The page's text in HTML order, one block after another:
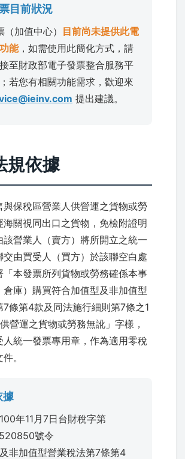
目前狀況
加值中心） 目前尚未提供此電
能，如需使用此簡化方式，請
至財政部電子發票整合服務平
若您有相關功能需求，歡迎來
提出建議。
規依據
與保稅區營業人供營運之貨物或勞
海關視同出口之貨物，免檢附證明
該營業人（賣方）將所開立之統一
交由買受人（買方）於該聯空白處
「本發票所列貨物或勞務確係本事
倉庫）購買符合加值型及非加值型
7條第4款及同法施行細則第7條之1
營運之貨物或勞務無訛」字樣，
人統一發票專用章，作為適用零稅
。
據
年11月7日台財稅字第
號令
非加值型營業稅法第7條第4